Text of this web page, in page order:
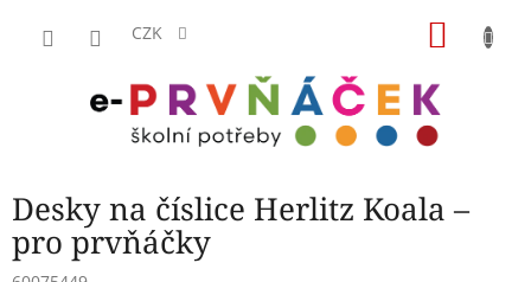
CZK
Desky na číslice Herlitz Koala –
pro prvňáčky